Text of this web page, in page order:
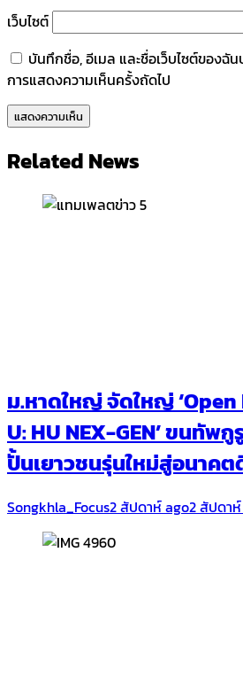
เว็บไซต์
บันทึกชื่อ, อีเมล และชื่อเว็บไซต์ของฉั
การแสดงความเห็นครั้งถัดไป
Related News
ม.หาดใหญ่ จัดใหญ่
U: HU NEX-GEN’ ขนทัพ
ปั้นเยาวชนรุ่นใหม่สู่อนาค
Songkhla_Focus2 สัปดาห์ ago2 สัปดา